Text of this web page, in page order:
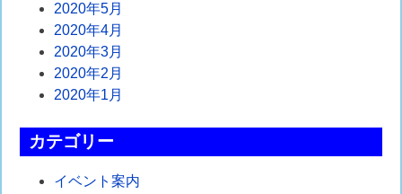
2020年5月
2020年4月
2020年3月
2020年2月
2020年1月
カテゴリー
イベント案内